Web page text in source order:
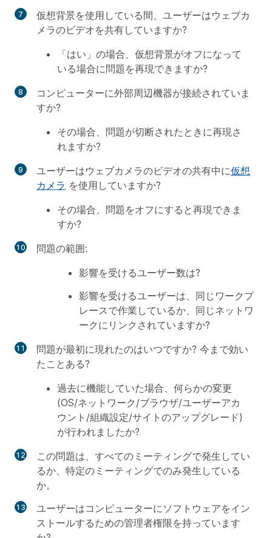
仮想背景を使用している間、ユーザーはウェブカ
メラのビデオを共有していますか?
「はい」の場合、仮想背景がオフになって
いる場合に問題を再現できますか?
コンピューターに外部周辺機器が接続されていま
すか?
その場合、問題が切断されたときに再現さ
れますか?
ユーザーはウェブカメラのビデオの共有中に仮想
カメラ を使用していますか?
その場合、問題をオフにすると再現できま
すか?
問題の範囲:
影響を受けるユーザー数は?
影響を受けるユーザーは、同じワークプ
レースで作業しているか、同じネットワ
ークにリンクされていますか?
問題が最初に現れたのはいつですか? 今まで効い
たことある?
過去に機能していた場合、何らかの変更
(OS/ネットワーク/ブラウザ/ユーザーアカ
ウント/組織設定/サイトのアップグレード)
が行われましたか?
この問題は、すべてのミーティングで発生してい
るか、特定のミーティングでのみ発生している
か。
ユーザーはコンピューターにソフトウェアをイン
ストールするための管理者権限を持っています